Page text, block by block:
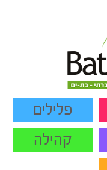
פלילים
קהילה